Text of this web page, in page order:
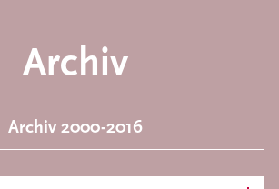
Archiv
Archiv 2000-2016